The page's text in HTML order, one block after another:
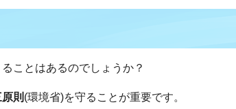
ことはあるのでしょうか？
則 (環境省)を守ることが重要です。